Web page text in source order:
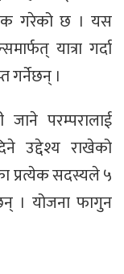
गरेको छ । यस
यात्रा गर्दा
गर्नेछन् ।
जाने परम्परालाई
उद्देश्य राखेको
प्रत्येक सदस्यले ५
। योजना फागुन